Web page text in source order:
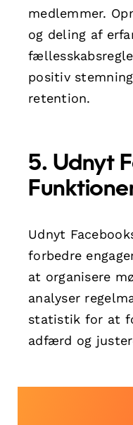
medlemmer.
og deling af
positiv
retention.
5. Udnyt
Udnyt
forbedre
at organisere
analyser
statistik for at
adfærd og